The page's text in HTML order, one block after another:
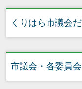
くりはら市議会
市議会・各委員